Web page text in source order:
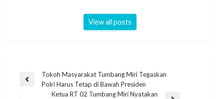
View all posts
Tokoh Masyarakat Tumbang Miri Tegaskan
Polri Harus Tetap di Bawah Presiden
Ketua RT 02 Tumbang Miri Nyatakan